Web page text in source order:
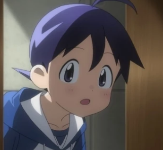
TVアニメ『戦隊大失格』
radio 大直会 2nd season